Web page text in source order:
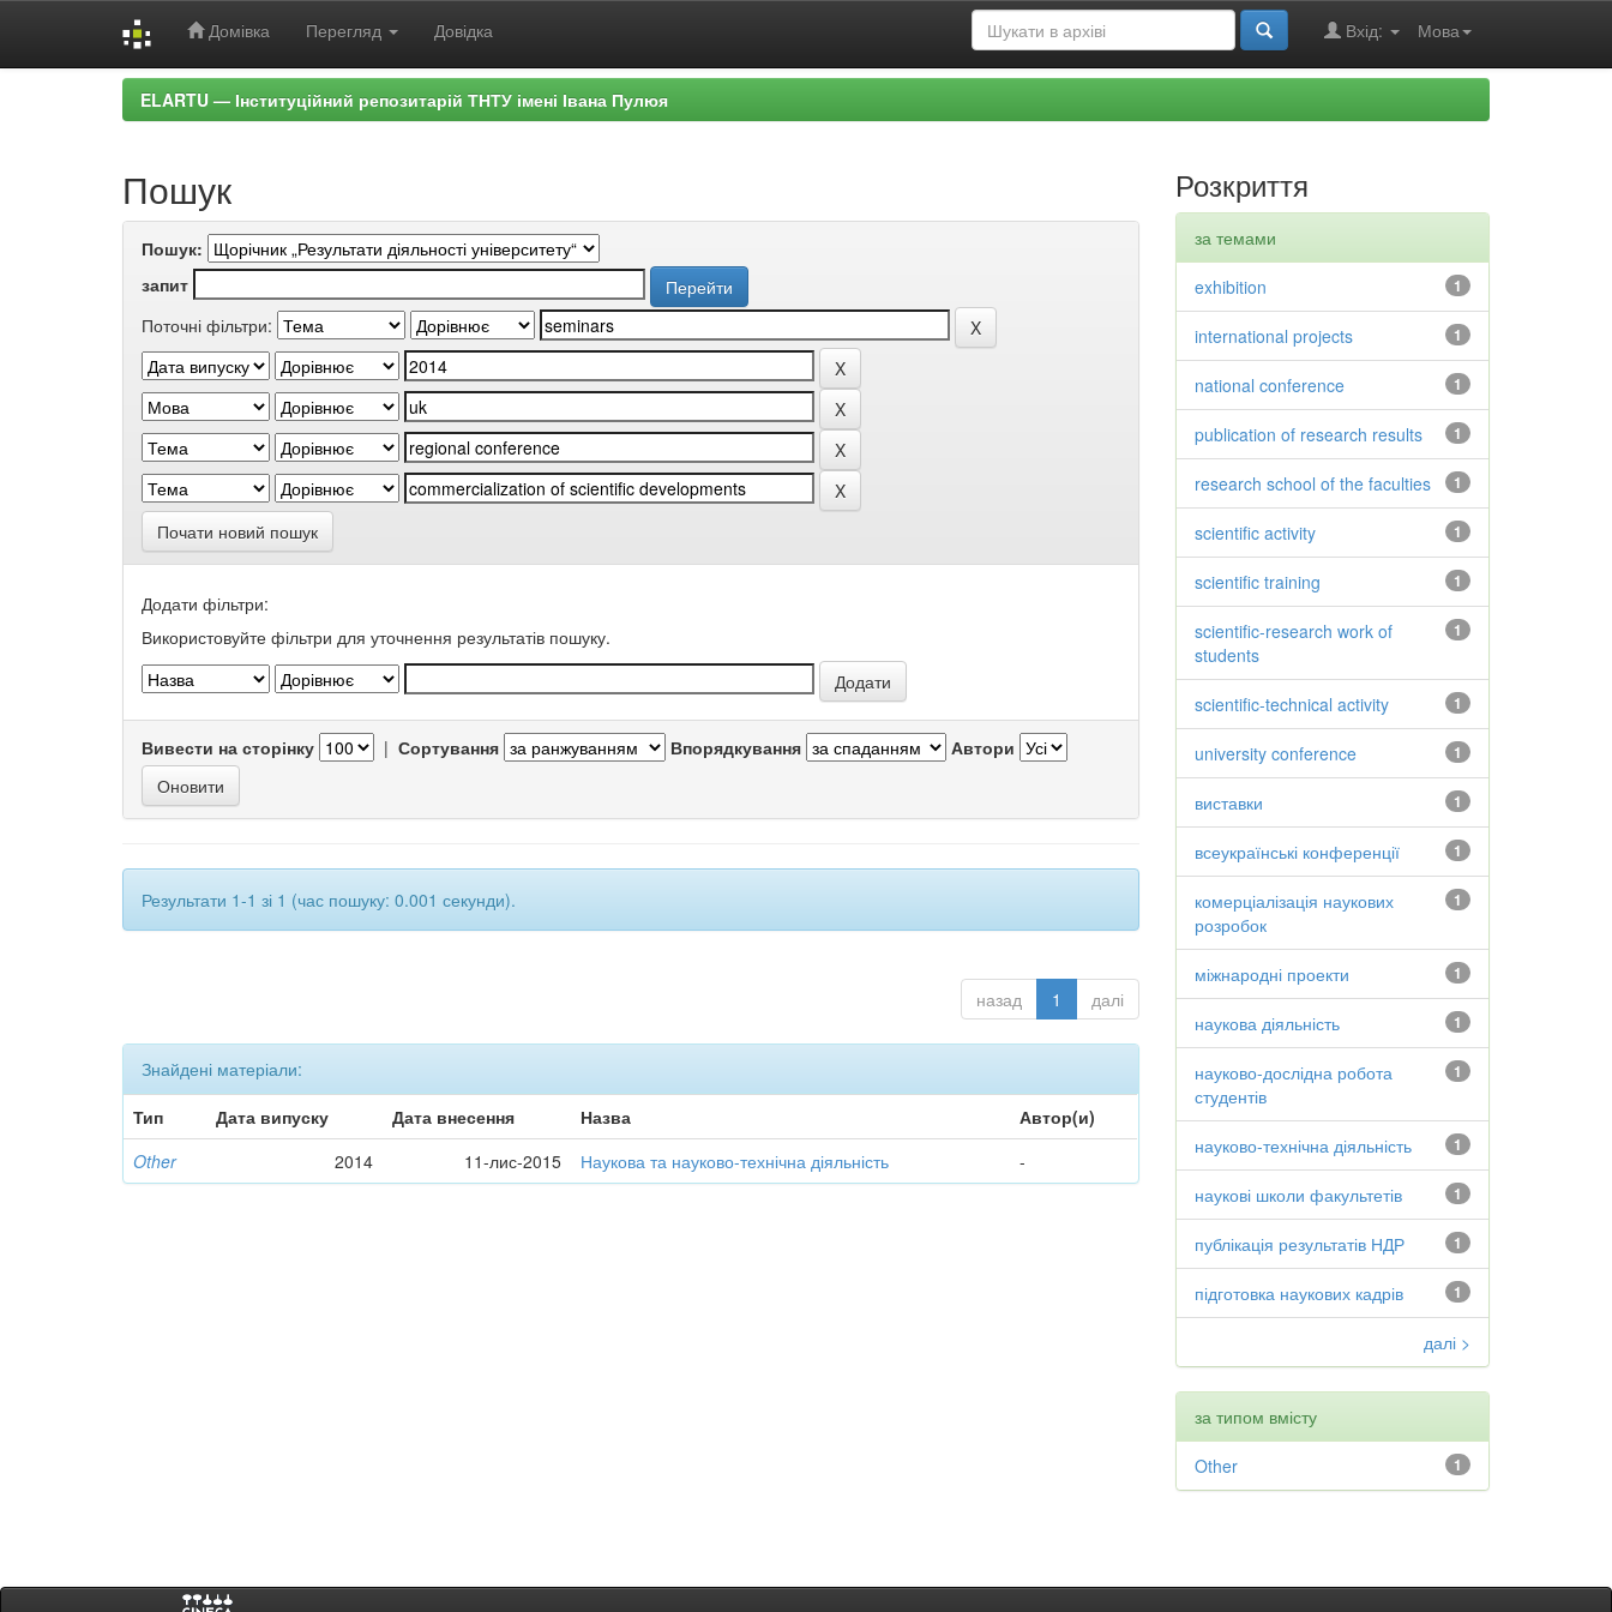
Домівка Перегляд Довідка Мова
Вхід:
ELARTU — Інституційний репозитарій ТНТУ імені Івана Пулюя
Пошук
Пошук:
запит
Поточні фільтри:
Почати новий пошук
Додати фільтри:
Використовуйте фільтри для уточнення результатів пошуку.
Вивести на сторінку | Сортування Впорядкування Автори
Результати 1-1 зі 1 (час пошуку: 0.001 секунди).
назад 1 далі
Знайдені матеріали:
Тип
Дата випуску Дата внесення Назва
Автор(и)
Other
2014 11-лис-2015 Наукова та науково-технічна діяльність -
Розкриття
за темами
1
exhibition
1
international projects
1
national conference
1
publication of research results
1
research school of the faculties
1
scientific activity
1
scientific training
1
scientific-research work of
students
1
scientific-technical activity
1
university conference
1
виставки
1
всеукраїнські конференції
1
комерціалізація наукових
розробок
1
міжнародні проекти
1
наукова діяльність
1
науково-дослідна робота
студентів
1
науково-технічна діяльність
1
наукові школи факультетів
1
публікація результатів НДР
1
підготовка наукових кадрів
далі >
за типом вмісту
1
Other